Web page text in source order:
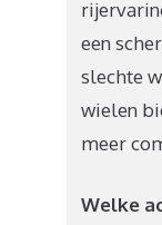
een
slechte
wielen
meer
Welke